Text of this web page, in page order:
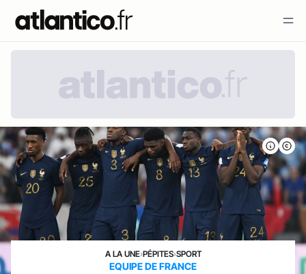
A LA UNE›PÉPITES›SPORT
EQUIPE DE FRANCE